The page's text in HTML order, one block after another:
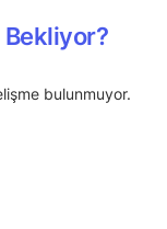
Bekliyor?
bulunmuyor.